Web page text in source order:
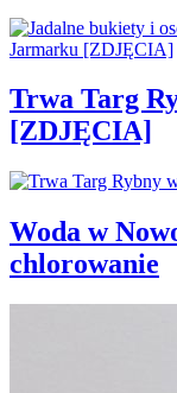
Trwa Targ
[ZDJĘCIA]
Woda w
chlorowanie